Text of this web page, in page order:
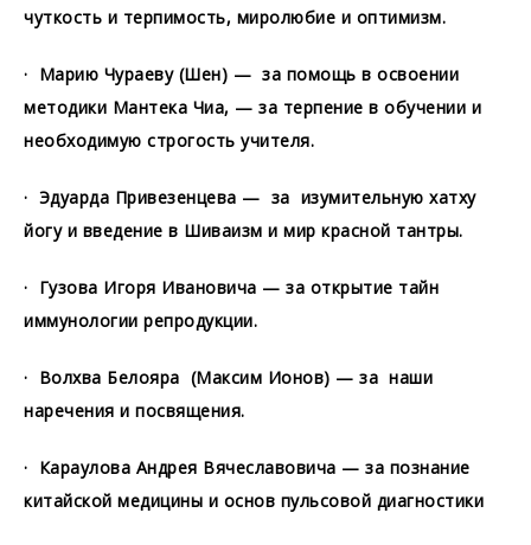
чуткость и терпимость, миролюбие и оптимизм.
· Марию Чураеву (Шен) — за помощь в освоении
методики Мантека Чиа, — за терпение в обучении и
необходимую строгость учителя.
· Эдуарда Привезенцева — за изумительную хатху
йогу и введение в Шиваизм и мир красной тантры.
· Гузова Игоря Ивановича — за открытие тайн
иммунологии репродукции.
· Волхва Белояра (Максим Ионов) — за наши
наречения и посвящения.
· Караулова Андрея Вячеславовича — за познание
китайской медицины и основ пульсовой диагностики